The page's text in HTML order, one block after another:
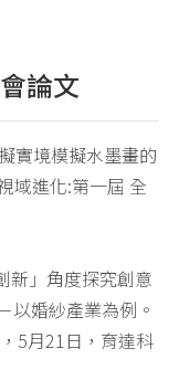
論文
實境模擬水墨畫的
域進化:第一屆 全
新」角度探究創意
以婚紗產業為例。
5月21日，育達科